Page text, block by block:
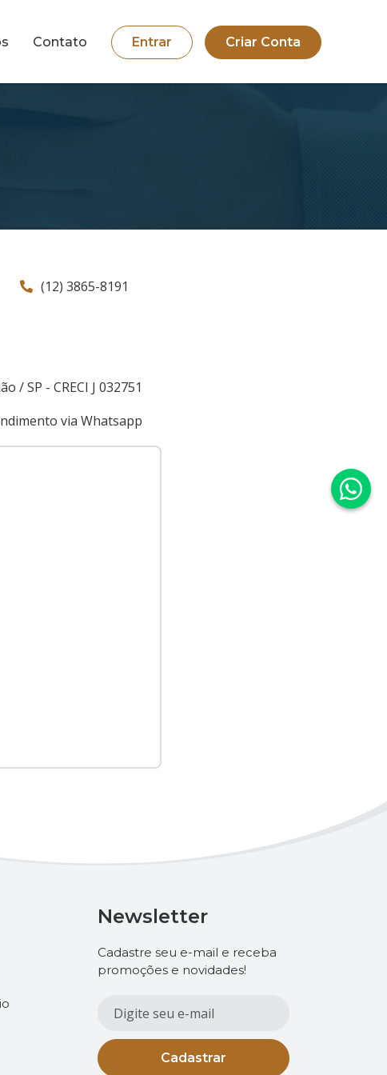
Contato Entrar Criar Conta
(12) 3865-8191
/ SP - CRECI J 032751
via Whatsapp
Newsletter
Cadastre seu e-mail e receba
promoções e novidades!
Cadastrar